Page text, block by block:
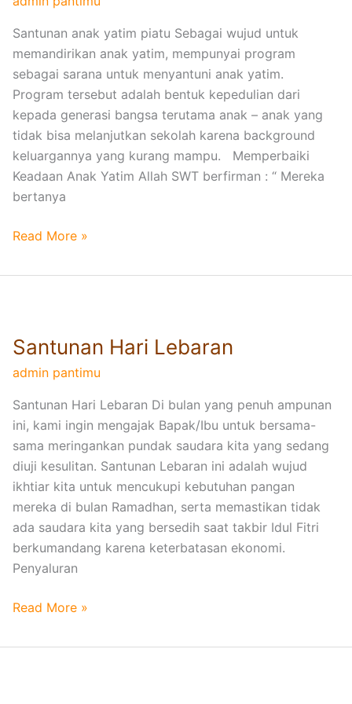
Santunan anak yatim piatu Sebagai wujud untuk
memandirikan anak yatim, mempunyai program
sebagai sarana untuk menyantuni anak yatim.
Program tersebut adalah bentuk kepedulian dari
kepada generasi bangsa terutama anak – anak yang
tidak bisa melanjutkan sekolah karena background
keluargannya yang kurang mampu. Memperbaiki
Keadaan Anak Yatim Allah SWT berfirman : “ Mereka
bertanya
a
t
i
m
P
i
a
t
u
Read More »
Santunan Hari Lebaran
admin pantimu
Santunan Hari Lebaran Di bulan yang penuh ampunan
ini, kami ingin mengajak Bapak/Ibu untuk bersama-
sama meringankan pundak saudara kita yang sedang
diuji kesulitan. Santunan Lebaran ini adalah wujud
ikhtiar kita untuk mencukupi kebutuhan pangan
mereka di bulan Ramadhan, serta memastikan tidak
ada saudara kita yang bersedih saat takbir Idul Fitri
berkumandang karena keterbatasan ekonomi.
Penyaluran
n
n
a
n
H
a
r
i
L
e
a
a
Read More »